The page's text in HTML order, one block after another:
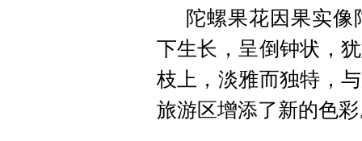
陀螺果花因果实
下生长，呈倒钟状，
枝上，淡雅而独特，
旅游区增添了新的色